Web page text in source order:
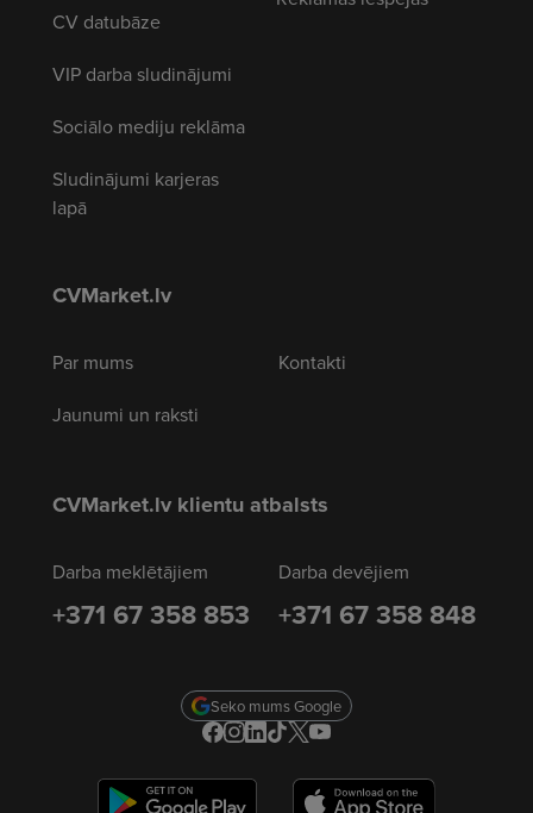
CV datubāze
VIP darba sludinājumi
Sociālo mediju reklāma
Sludinājumi karjeras
lapā
CVMarket.lv
Par mums
Jaunumi un raksti
Kontakti
CVMarket.lv klientu atbalsts
Darba meklētājiem
+371 67 358 853
Darba devējiem
+371 67 358 848
Seko mums Google